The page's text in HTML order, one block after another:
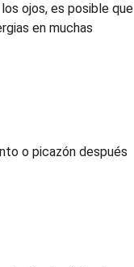
ojos, es posible que
en muchas
o picazón después